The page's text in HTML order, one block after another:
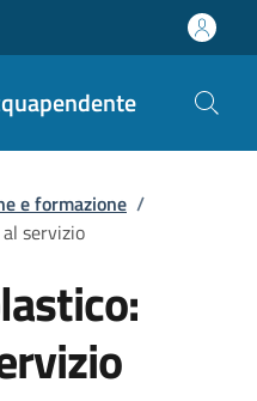
e formazione /
servizio